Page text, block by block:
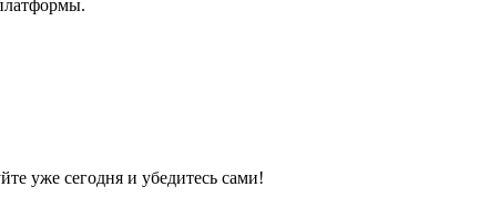
уже сегодня и убедитесь сами!